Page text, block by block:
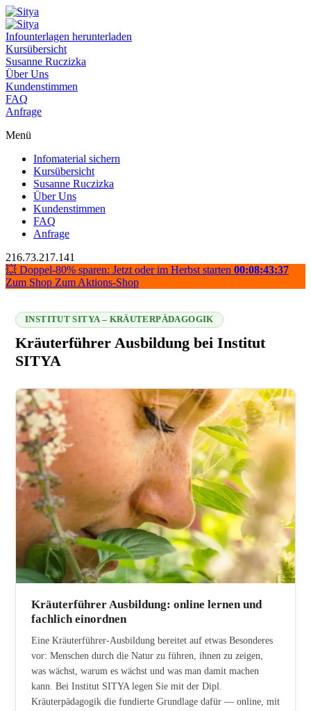
Infounterlagen herunterladen
Kursübersicht
Susanne Ruczizka
Über Uns
Kundenstimmen
FAQ
Anfrage
Menü
Infomaterial sichern
Kursübersicht
Susanne Ruczizka
Über Uns
Kundenstimmen
FAQ
Anfrage
216.73.217.141
💥 Doppel-80% sparen: Jetzt oder im Herbst starten 00:08:43:37
Zum Shop Zum Aktions-Shop
INSTITUT SITYA – KRÄUTERPÄDAGOGIK
Kräuterführer Ausbildung bei Institut
SITYA
216.73.217.141 2026-08-09 15:15:15
Kräuterführer Ausbildung: online lernen und
fachlich einordnen
Eine Kräuterführer-Ausbildung bereitet auf etwas Besonderes
vor: Menschen durch die Natur zu führen, ihnen zu zeigen,
was wächst, warum es wächst und was man damit machen
kann. Bei Institut SITYA legen Sie mit der Dipl.
Kräuterpädagogik die fundierte Grundlage dafür — online, mit